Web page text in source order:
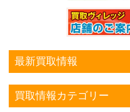
最新買取情報
買取情報カテゴリー